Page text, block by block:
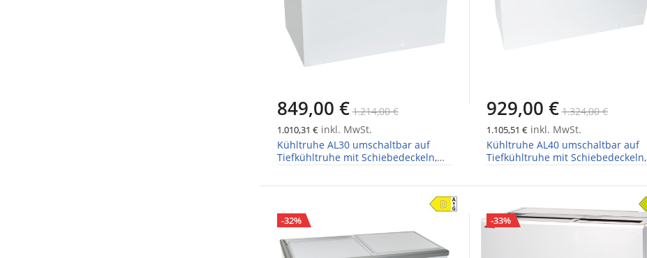
849,00 € 1.214,00 €
1.010,31 € inkl. MwSt.
Kühltruhe AL30 umschaltbar auf
Tiefkühltruhe mit Schiebedeckeln,
Breite 1094mm
929,00 € 1.324,00 €
1.105,51 €inkl. MwSt.
Kühltruhe AL40 umschaltbar auf
Tiefkühltruhe mit Schiebedeckeln,
Breite 1344mm
-32% -33%